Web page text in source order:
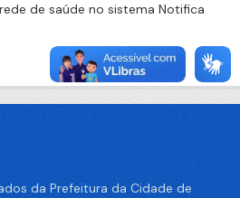
de saúde no sistema Notifica
da Prefeitura da Cidade de